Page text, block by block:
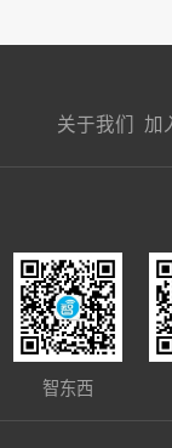
关于我们 加
接
智东西